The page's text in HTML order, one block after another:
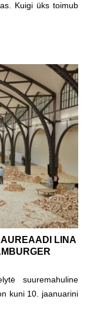
Kuigi üks toimub
LINA
suuremahuline
kuni 10. jaanuarini